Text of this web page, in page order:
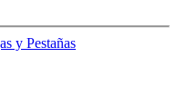
y Pestañas